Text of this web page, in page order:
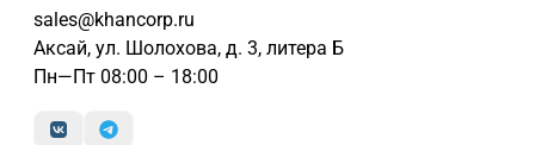
sales@khancorp.ru
Аксай, ул. Шолохова, д. 3, литера Б
Пн—Пт 08:00 – 18:00